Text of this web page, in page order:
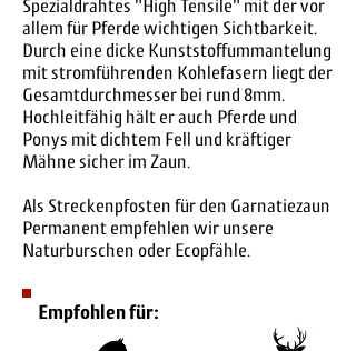
Spezialdrahtes "High Tensile" mit der vor
allem für Pferde wichtigen Sichtbarkeit.
Durch eine dicke Kunststoffummantelung
mit stromführenden Kohlefasern liegt der
Gesamtdurchmesser bei rund 8mm.
Hochleitfähig hält er auch Pferde und
Ponys mit dichtem Fell und kräftiger
Mähne sicher im Zaun.
Als Streckenpfosten für den Garnatiezaun
Permanent empfehlen wir unsere
Naturburschen oder Ecopfähle.
Empfohlen für: